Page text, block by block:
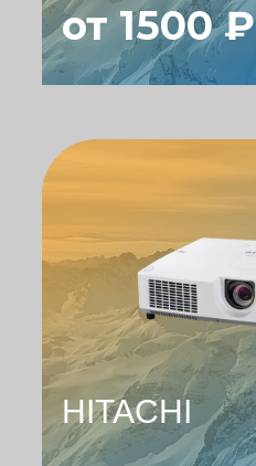
от 1500 ₽
HITACHI